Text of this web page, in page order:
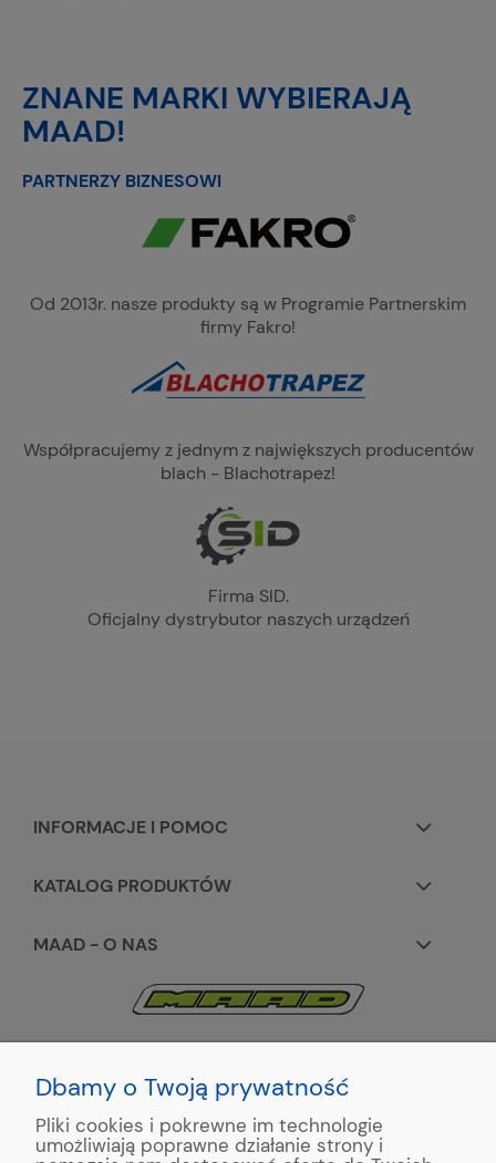
ZNANE MARKI WYBIERAJĄ
MAAD!
PARTNERZY BIZNESOWI
Od 2013r. nasze produkty są w Programie Partnerskim
firmy Fakro!
Współpracujemy z jednym z największych producentów
blach - Blachotrapez!
Firma SID.
Oficjalny dystrybutor naszych urządzeń
INFORMACJE I POMOC
KATALOG PRODUKTÓW
MAAD - O NAS
+48 663195531
ul. Reymonta 2
Dbamy o Twoją prywatność
Pliki cookies i pokrewne im technologie
umożliwiają poprawne działanie strony i